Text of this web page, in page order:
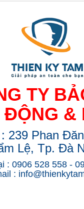
TY
&
239 Phan
Lệ, Tp. Đà
: 0906 528 558 -
: